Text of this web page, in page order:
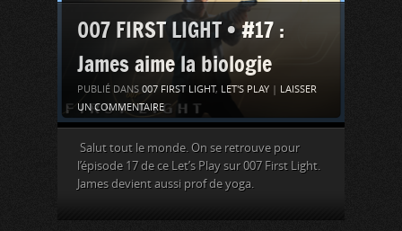
007 FIRST LIGHT • #17 :
James aime la biologie
PUBLIÉ DANS 007 FIRST LIGHT, LET'S PLAY
LAISSER
UN COMMENTAIRE
Salut tout le monde. On se retrouve pour
l’épisode 17 de ce Let’s Play sur 007 First Light.
James devient aussi prof de yoga.